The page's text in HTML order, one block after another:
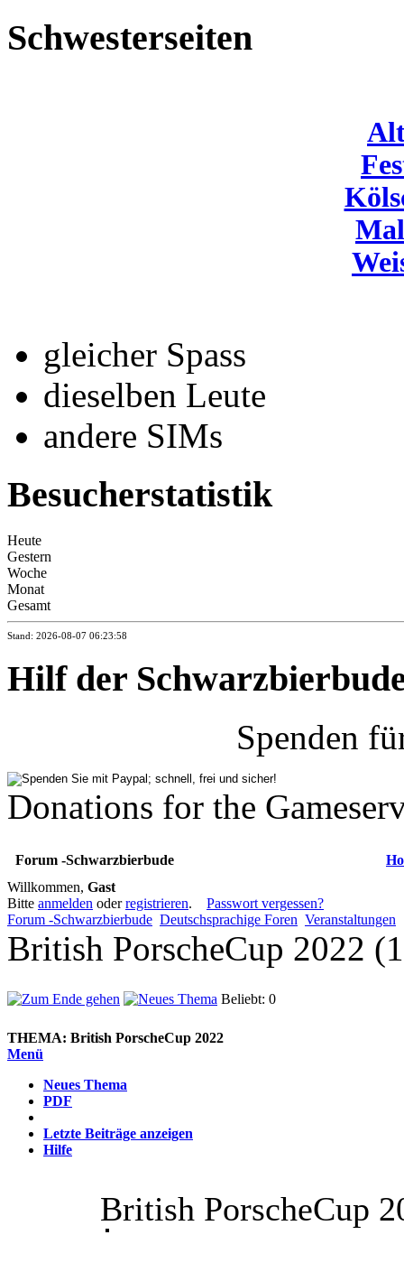
Schwesterseiten
gleicher Spass
dieselben Leute
andere SIMs
Besucherstatistik
Heute
Gestern
Woche
Monat
Gesamt
Stand: 2026-08-07 06:23:58
Hilf der
Spenden
Donations for the
Forum -Schwarzbierbude
Willkommen, Gast
Bitte anmelden oderregistrieren. Passwort vergessen?
Forum -Schwarzbierbude Deutschsprachige Foren Veranstaltungen
British PorscheCup 2022
Beliebt: 0
THEMA: British PorscheCup 2022
Menü
Neues Thema
PDF
Letzte Beiträge anzeigen
Hilfe
British PorscheCup